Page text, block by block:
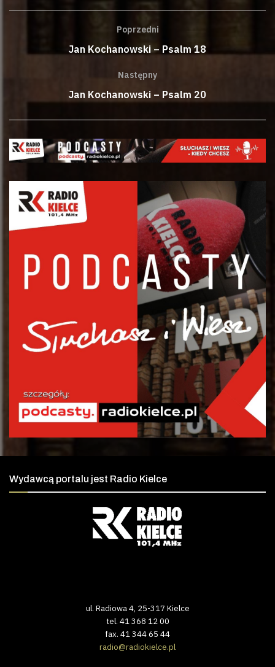
Poprzedni
Jan Kochanowski – Psalm 18
Następny
Jan Kochanowski – Psalm 20
Wydawcą portalu jest Radio Kielce
ul. Radiowa 4, 25-317 Kielce
tel. 41 368 12 00
fax. 41 344 65 44
radio@radiokielce.pl